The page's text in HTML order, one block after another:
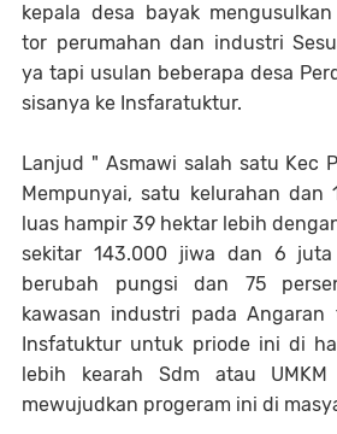
kepala desa bayak
tor perumahan dan industri
ya tapi usulan beberapa desa
sisanya ke Insfaratuktur.
Lanjud " Asmawi salah satu Kec
Mempunyai, satu kelurahan dan
luas hampir 39 hektar lebih
sekitar 143.000 jiwa dan 6
berubah pungsi dan 75
kawasan industri pada
Insfatuktur untuk priode ini di
lebih kearah Sdm atau
mewujudkan progeram ini di